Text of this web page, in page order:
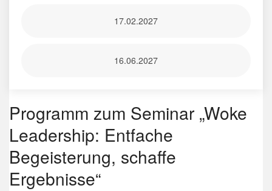
17.02.2027
16.06.2027
Programm zum Seminar „Woke
Leadership: Entfache
Begeisterung, schaffe
Ergebnisse“